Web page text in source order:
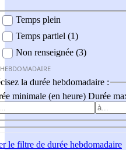
Temps plein
Temps partiel (1)
Non renseignée (3)
la durée hebdomadaire :
minimale (en heure) Durée
le filtre de durée hebdomadaire